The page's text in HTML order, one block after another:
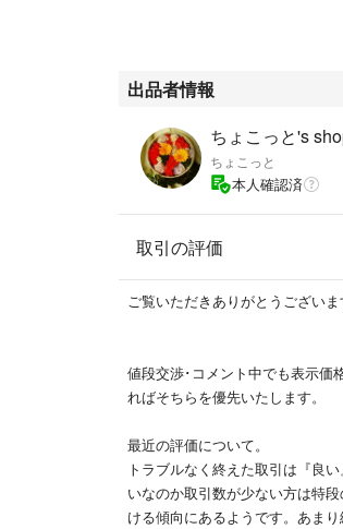
出品者情報
ちょこっと's
ちょこっと
本人確認済
取引の評価
ご覧いただきありがとうございま
値段交渉･コメント中でも表示価
ればそちらを優先いたします。
最近の評価について。
トラブルなく終えた取引は『良
いなのか取引数が少ない方は特
ける傾向にあるようです。あま